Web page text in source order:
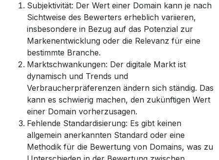
Subjektivität: Der Wert einer Domain kann je nach
Sichtweise des Bewerters erheblich variieren,
insbesondere in Bezug auf das Potenzial zur
Markenentwicklung oder die Relevanz für eine
bestimmte Branche.
Marktschwankungen: Der digitale Markt ist
dynamisch und Trends und
Verbraucherpräferenzen ändern sich ständig. Das
kann es schwierig machen, den zukünftigen Wert
einer Domain vorherzusagen.
Fehlende Standardisierung: Es gibt keinen
allgemein anerkannten Standard oder eine
Methodik für die Bewertung von Domains, was zu